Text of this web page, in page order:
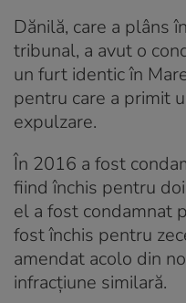
Dănilă, care a plâns
tribunal, a avut o
un furt identic în
pentru care a primit
expulzare.
În 2016 a fost
fiind închis pentru
el a fost condamnat
fost închis pentru
amendat acolo din
infracțiune similară.